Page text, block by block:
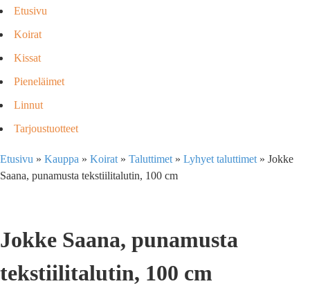
Etusivu
Koirat
Kissat
Pieneläimet
Linnut
Tarjoustuotteet
Etusivu » Kauppa » Koirat » Taluttimet » Lyhyet taluttimet » Jokke
Saana, punamusta tekstiilitalutin, 100 cm
Jokke Saana, punamusta
tekstiilitalutin, 100 cm